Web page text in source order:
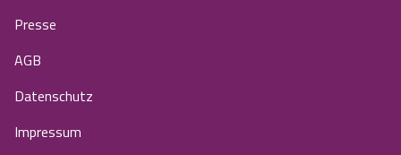
Presse
AGB
Datenschutz
Impressum